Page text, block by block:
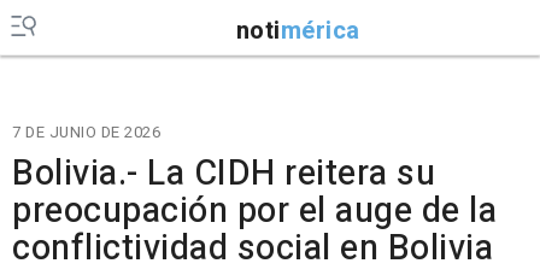
notimérica
7 DE JUNIO DE 2026
Bolivia.- La CIDH reitera su
preocupación por el auge de la
conflictividad social en Bolivia